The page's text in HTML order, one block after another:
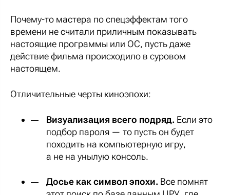
Почему-то мастера по спецэффектам того
времени не считали приличным показывать
настоящие программы или ОС, пусть даже
действие фильма происходило в суровом
настоящем.
Отличительные черты киноэпохи:
Визуализация всего подряд. Если это
подбор пароля — то пусть он будет
походить на компьютерную игру,
а не на унылую консоль.
Досье как символ эпохи. Все помнят